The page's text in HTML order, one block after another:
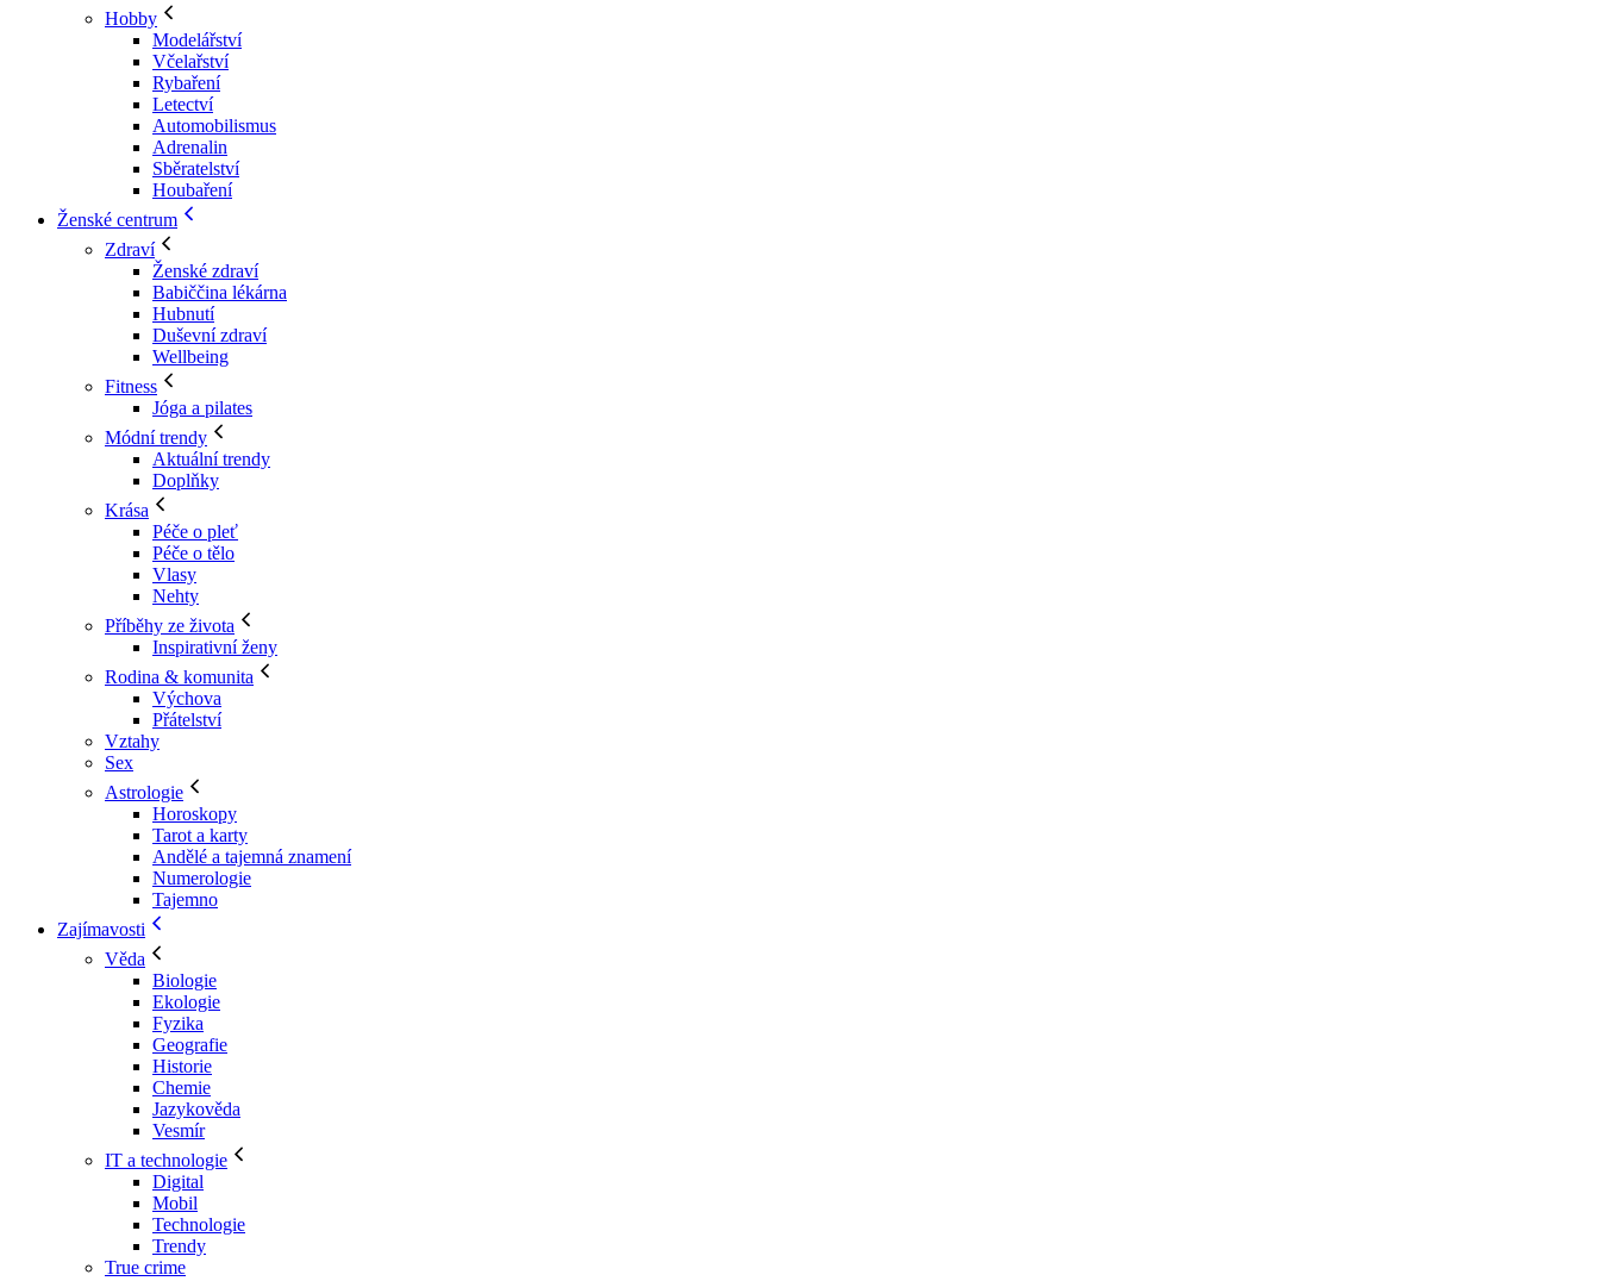
Hobby
Modelářství
Včelařství
Rybaření
Letectví
Automobilismus
Adrenalin
Sběratelství
Houbaření
Ženské centrum
Zdraví
Ženské zdraví
Babiččina lékárna
Hubnutí
Duševní zdraví
Wellbeing
Fitness
Jóga a pilates
Módní trendy
Aktuální trendy
Doplňky
Krása
Péče o pleť
Péče o tělo
Vlasy
Nehty
Příběhy ze života
Inspirativní ženy
Rodina & komunita
Výchova
Přátelství
Vztahy
Sex
Astrologie
Horoskopy
Tarot a karty
Andělé a tajemná znamení
Numerologie
Tajemno
Zajímavosti
Věda
Biologie
Ekologie
Fyzika
Geografie
Historie
Chemie
Jazykověda
Vesmír
IT a technologie
Digital
Mobil
Technologie
Trendy
True crime